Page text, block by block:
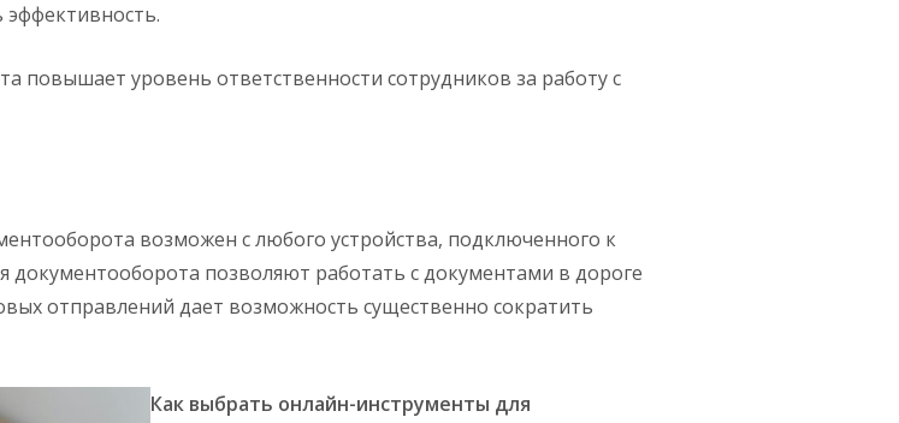
повышает уровень ответственности сотрудников за работу с
возможен с любого устройства, подключенного к
позволяют работать с документами в дороге
отправлений дает возможность существенно сократить
Как выбрать онлайн-инструменты для